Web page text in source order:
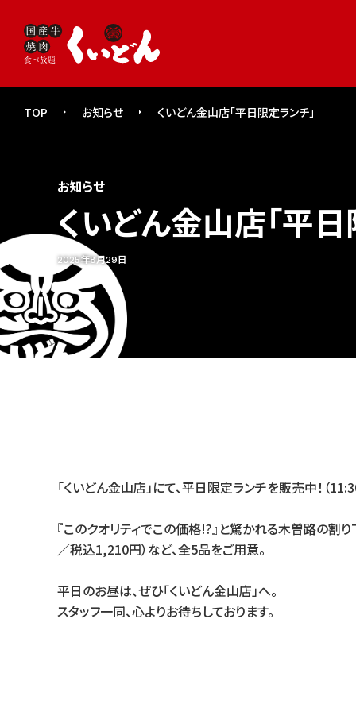
TOP お知らせ くいどん金山店「平日限定ランチ」
お知らせ
くいどん金山店「平日
2025年8月29日
「くいどん金山店」にて、平日限定ランチを販売中！（
『このクオリティでこの価格!?』と驚かれる木曽路の割
／税込1,210円）など、全5品をご用意。
平日のお昼は、ぜひ「くいどん金山店」へ。
スタッフ一同、心よりお待ちしております。